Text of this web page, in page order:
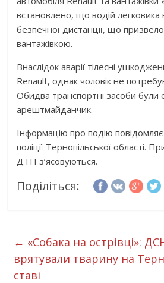
встановлено, що водій
безпечної дистанції, що
вантажівкою.
Внаслідок аварії тілесні
Renault, однак чоловік не
Обидва транспортні засоби були
арештмайданчик.
Інформацію про подію повідомляє
поліції Тернопільської області.
ДТП з’ясовуються.
Поділіться:
← «Собака на острівці»:
врятували тварину на
ставі